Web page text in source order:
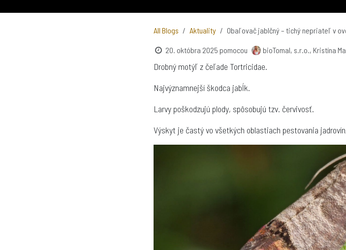
All Blogs Aktuality Obaľovač jablčný – tichý nepriateľ v
20. októbra 2025 pomocou bioTomal, s.r.o., Kristína
Drobný motýľ z čeľade Tortricidae.
Najvýznamnejší škodca jabĺk.
Larvy poškodzujú plody, spôsobujú tzv. červivosť.
Výskyt je častý vo všetkých oblastiach pestovania